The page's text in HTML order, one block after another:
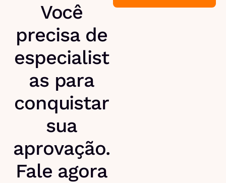
Você
precisa de
especialist
as para
conquistar
sua
aprovação.
Fale agora